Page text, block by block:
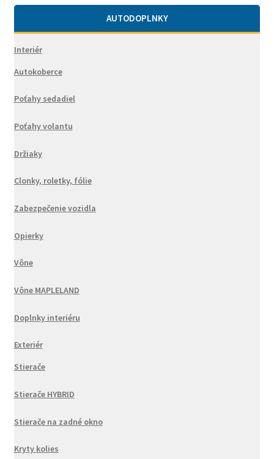
AUTODOPLNKY
Interiér
Autokoberce
Poťahy sedadiel
Poťahy volantu
Držiaky
Clonky, roletky, fólie
Zabezpečenie vozidla
Opierky
Vône
Vône MAPLELAND
Doplnky interiéru
Exteriér
Stierače
Stierače HYBRID
Stierače na zadné okno
Kryty kolies